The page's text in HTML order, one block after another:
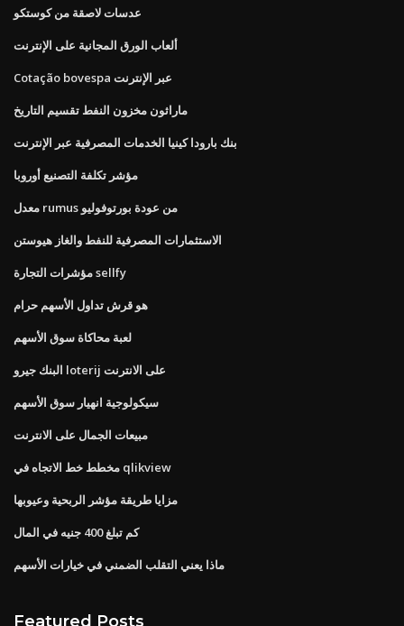
عدسات لاصقة من كوستكو
ألعاب الورق المجانية على الإنترنت
Cotação bovespa عبر الإنترنت
ماراثون مخزون النفط تقسيم التاريخ
بنك بارودا كينيا الخدمات المصرفية عبر الإنترنت
مؤشر تكلفة التصنيع أوروبا
معدل rumus من عودة بورتوفوليو
الاستثمارات المصرفية للنفط والغاز هيوستن
مؤشرات التجارة sellfy
هو قرش تداول الأسهم حرام
لعبة محاكاة سوق الأسهم
البنك جيرو loterij على الانترنت
سيكولوجية انهيار سوق الأسهم
مبيعات الجمال على الانترنت
مخطط خط الاتجاه في qlikview
مزايا طريقة مؤشر الربحية وعيوبها
كم تبلغ 400 جنيه في المال
ماذا يعني التقلب الضمني في خيارات الأسهم
Featured Posts